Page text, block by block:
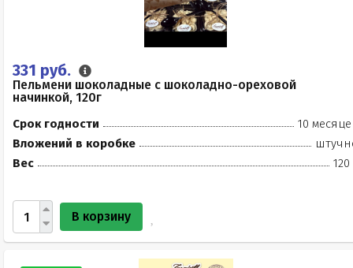
331 руб.
Пельмени шоколадные с шоколадно-ореховой
начинкой, 120г
Срок годности
10
Вложений в коробке
Вес
120
В корзину